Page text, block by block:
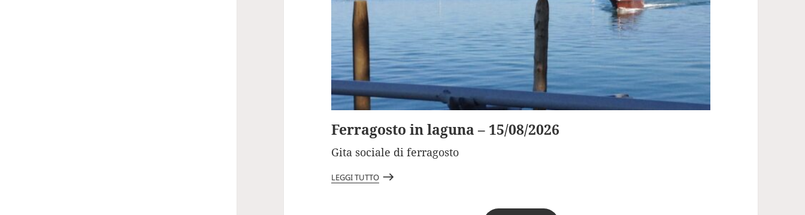
Ferragosto in laguna – 15/08/2026
Gita sociale di ferragosto
LEGGI TUTTO east